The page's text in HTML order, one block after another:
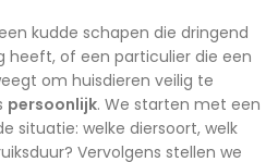
kudde schapen die dringend
heeft, of een particulier die een
om huisdieren veilig te
persoonlijk. We starten met een
situatie: welke diersoort, welk
Vervolgens stellen we